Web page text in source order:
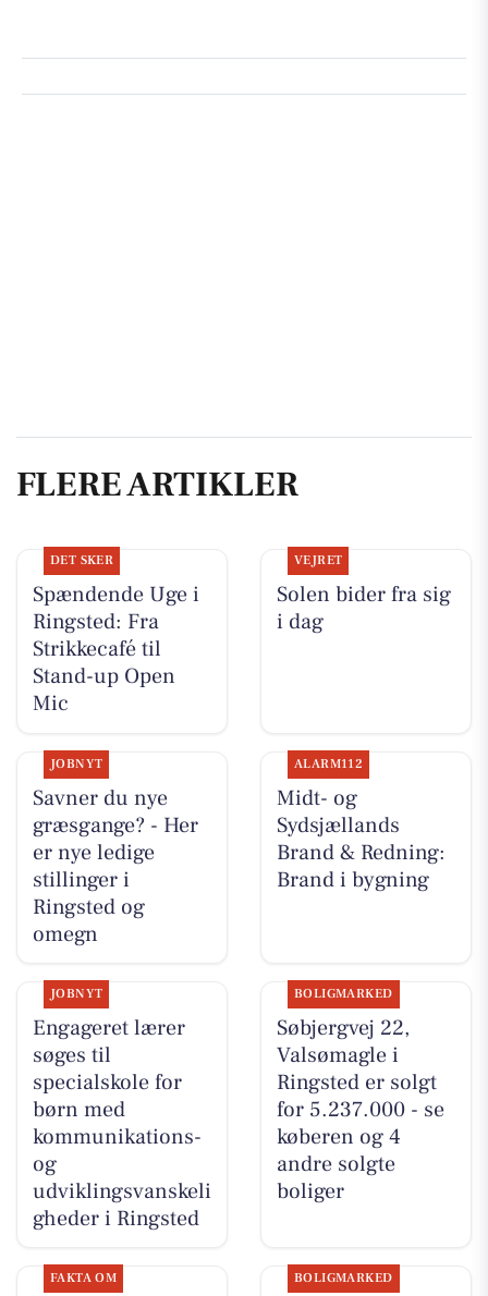
FLERE ARTIKLER
DET SKER
Spændende Uge i
Ringsted: Fra
Strikkecafé til
Stand-up Open
Mic
VEJRET
Solen bider fra sig
i dag
JOBNYT
Savner du nye
græsgange? - Her
er nye ledige
stillinger i
Ringsted og
omegn
ALARM112
Midt- og
Sydsjællands
Brand & Redning:
Brand i bygning
JOBNYT
Engageret lærer
søges til
specialskole for
børn med
kommunikations-
og
udviklingsvanskeli
gheder i Ringsted
BOLIGMARKED
Søbjergvej 22,
Valsømagle i
Ringsted er solgt
for 5.237.000 - se
køberen og 4
andre solgte
boliger
FAKTA OM BOLIGMARKED